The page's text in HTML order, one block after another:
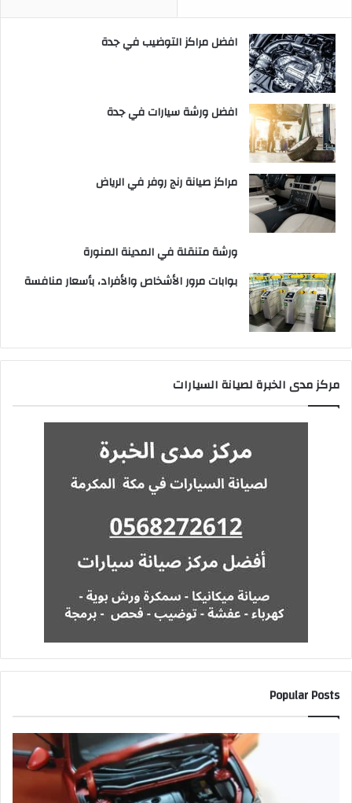
افضل مراكز التوضيب في جدة
افضل ورشة سيارات في جدة
مراكز صيانة رنج روفر في الرياض
ورشة متنقلة في المدينة المنورة
بوابات مرور الأشخاص والأفراد، بأسعار منافسة
مركز مدى الخبرة لصيانة السيارات
Popular Posts